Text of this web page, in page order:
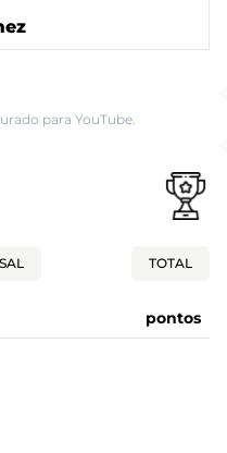
para YouTube.
TOTAL
pontos